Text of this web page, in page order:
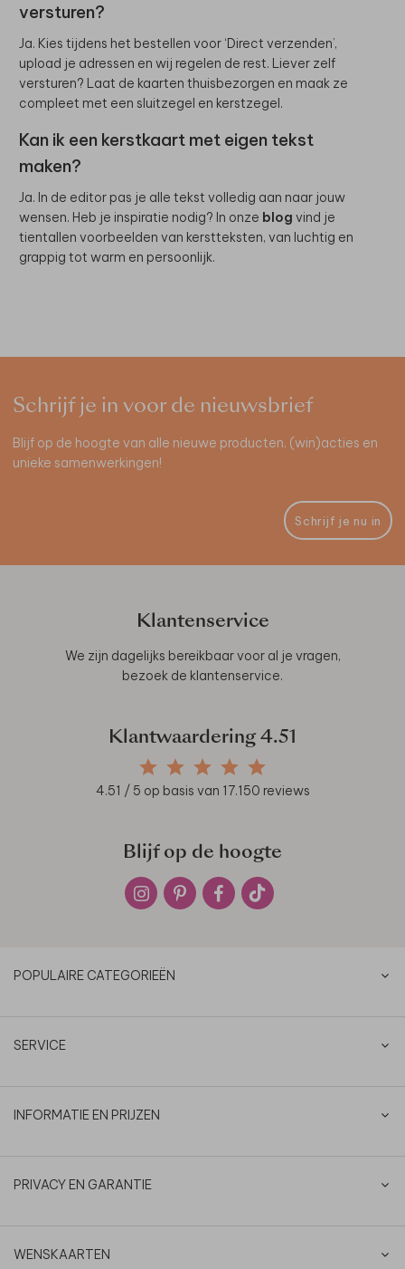
versturen?
Ja. Kies tijdens het bestellen voor ‘Direct verzenden’,
upload je adressen en wij regelen de rest. Liever zelf
versturen? Laat de kaarten thuisbezorgen en maak ze
compleet met een sluitzegel en kerstzegel.
Kan ik een kerstkaart met eigen tekst
maken?
Ja. In de editor pas je alle tekst volledig aan naar jouw
wensen. Heb je inspiratie nodig? In onze blog vind je
tientallen voorbeelden van kerstteksten, van luchtig en
grappig tot warm en persoonlijk.
Schrijf je in voor de nieuwsbrief
Blijf op de hoogte van alle nieuwe producten, (win)acties en
unieke samenwerkingen!
Schrijf je nu in
Klantenservice
We zijn dagelijks bereikbaar voor al je vragen,
bezoek de klantenservice.
Klantwaardering 4.51
4.51 / 5 op basis van 17.150 reviews
Blijf op de hoogte
POPULAIRE CATEGORIEËN
SERVICE
INFORMATIE EN PRIJZEN
PRIVACY EN GARANTIE
WENSKAARTEN